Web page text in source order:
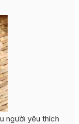
người yêu thích